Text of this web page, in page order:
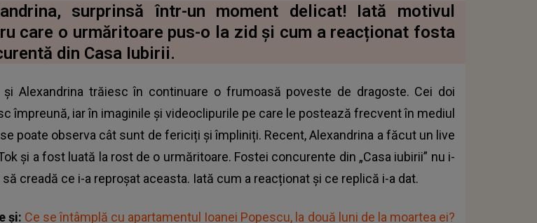
ARTICOLULsurprinsă într-un moment delicat! Iată motivul
care o urmăritoare pus-o la zid și cum a reacționat fosta
din Casa Iubirii.
și Alexandrina trăiesc în continuare o frumoasă poveste de dragoste. Cei doi
împreună, iar în imaginile și videoclipurile pe care le postează frecvent în mediul
poate observa cât sunt de fericiți și împliniți. Recent, Alexandrina a făcut un live
și a fost luată la rost de o urmăritoare. Fostei concurente din „Casa iubirii” nu i-
să creadă ce i-a reproșat aceasta. Iată cum a reacționat și ce replică i-a dat.
și: Ce se întâmplă cu apartamentul Ioanei Popescu, la două luni de la moartea ei?